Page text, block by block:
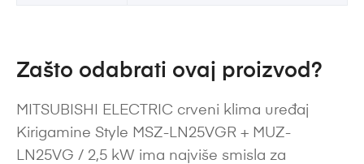
Zašto odabrati ovaj proizvod?
MITSUBISHI ELECTRIC crveni klima uređaj
Kirigamine Style MSZ-LN25VGR + MUZ-
LN25VG / 2,5 kW ima najviše smisla za